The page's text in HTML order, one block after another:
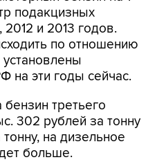
подакцизных
2012 и 2013 годов.
по отношению
на эти годы сейчас.
третьего
302 рублей за тонну
на дизельное
больше.